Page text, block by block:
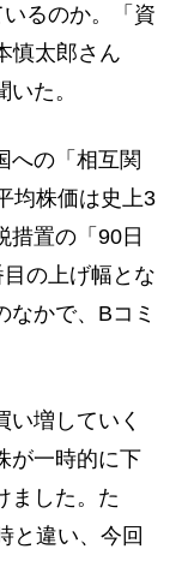
るのか。「資
慎太郎さん
た。
への「相互関
均株価は史上3
措置の「90日
の上げ幅とな
なかで、Bコミ
い増していく
が一時的に下
ました。た
と違い、今回